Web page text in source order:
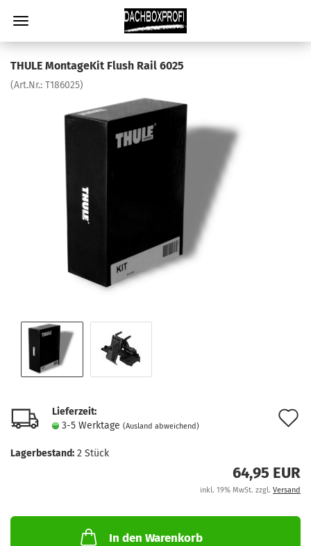
THULE MontageKit Flush Rail 6025
(Art.Nr.: T186025)
Lieferzeit:
3-5 Werktage (Ausland abweichend)
Lagerbestand: 2 Stück
64,95 EUR
inkl. 19% MwSt. zzgl. Versand
In den Warenkorb